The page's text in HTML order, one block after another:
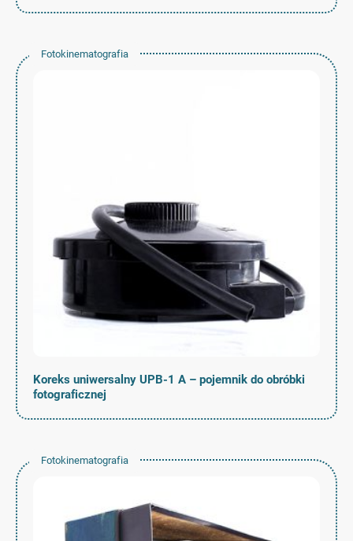
Fotokinematografia
Koreks uniwersalny UPB-1 A – pojemnik do obróbki
fotograficznej
Fotokinematografia